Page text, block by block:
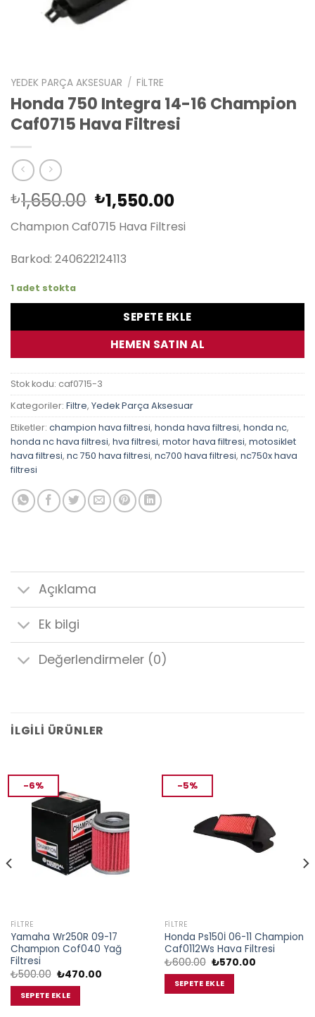
YEDEK PARÇA AKSESUAR / FILTRE
Honda 750 Integra 14-16 Champion
Caf0715 Hava Filtresi
₺1,650.00 Orijinal
fiyat:
₺1,650.00.
₺1,550.00Şu
andaki
fiyat:
Champıon Caf0715 Hava Filtresi
Barkod: 240622124113
1 adet stokta
SEPETE EKLE
HEMEN SATIN AL
Stok kodu: caf0715-3
Kategoriler: Filtre, Yedek Parça Aksesuar
Etiketler: champion hava filtresi, honda hava filtresi, honda nc,
honda nc hava filtresi, hva filtresi, motor hava filtresi, motosiklet
hava filtresi, nc 750 hava filtresi, nc700 hava filtresi, nc750x hava
filtresi
Açıklama
Ek bilgi
Değerlendirmeler (0)
İLGILI ÜRÜNLER
-6%
FILTRE
Yamaha Wr250R 09-17
Champıon Cof040 Yağ
Filtresi
₺500.00 Orijinal
₺500.00.
₺470.00Şu
SEPETE EKLE
-5%
FILTRE
Honda Ps150İ 06-11 Champion
Caf0112Ws Hava Filtresi
₺600.00 Orijinal
₺600.00.
₺570.00Şu
SEPETE EKLE